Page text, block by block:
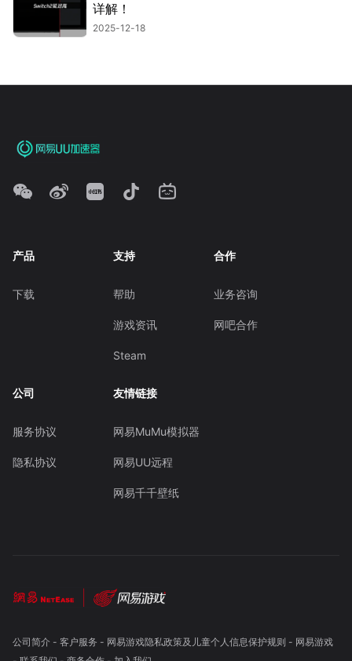
详解！
2025-12-18
产品
下载
支持
帮助
游戏资讯
Steam
合作
业务咨询
网吧合作
公司
服务协议
隐私协议
友情链接
网易MuMu模拟器
网易UU远程
网易千千壁纸
公司简介- 客户服务 - 网易游戏隐私政策及儿童个人信息保护规则 - 网易游戏